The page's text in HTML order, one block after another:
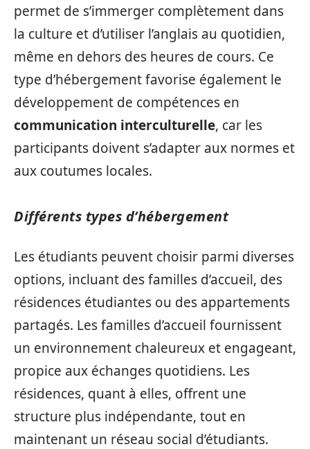
permet de s’immerger complètement dans
la culture et d’utiliser l’anglais au quotidien,
même en dehors des heures de cours. Ce
type d’hébergement favorise également le
développement de compétences en
communication interculturelle, car les
participants doivent s’adapter aux normes et
aux coutumes locales.
Différents types d’hébergement
Les étudiants peuvent choisir parmi diverses
options, incluant des familles d’accueil, des
résidences étudiantes ou des appartements
partagés. Les familles d’accueil fournissent
un environnement chaleureux et engageant,
propice aux échanges quotidiens. Les
résidences, quant à elles, offrent une
structure plus indépendante, tout en
maintenant un réseau social d’étudiants.